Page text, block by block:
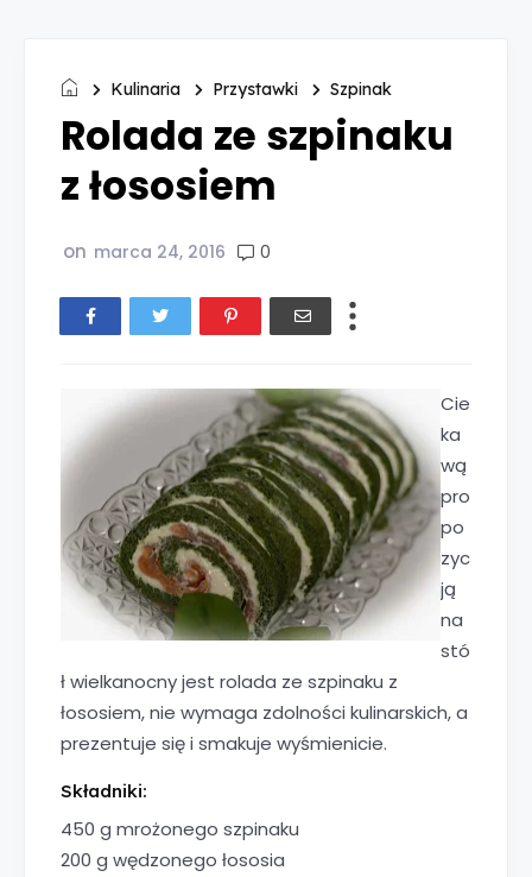
Kulinaria Przystawki Szpinak
Rolada ze szpinaku
z łososiem
on marca 24, 2016 0
Cie
ka
wą
pro
po
zyc
ją
na
stó
ł wielkanocny jest rolada ze szpinaku z
łososiem, nie wymaga zdolności kulinarskich, a
prezentuje się i smakuje wyśmienicie.
Składniki:
450 g mrożonego szpinaku
200 g wędzonego łososia